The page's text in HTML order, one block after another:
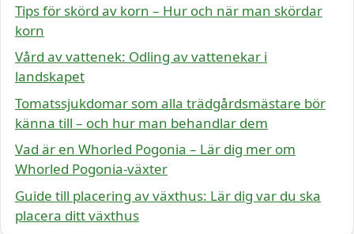
Tips för skörd av korn – Hur och när man skördar
korn
Vård av vattenek: Odling av vattenekar i
landskapet
Tomatssjukdomar som alla trädgårdsmästare bör
känna till – och hur man behandlar dem
Vad är en Whorled Pogonia – Lär dig mer om
Whorled Pogonia-växter
Guide till placering av växthus: Lär dig var du ska
placera ditt växthus